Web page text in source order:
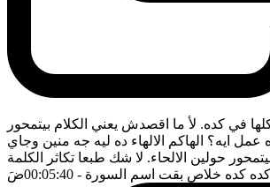
في كده. لأ ما اقصدش يعني الكلام بيتمحور
عمل ايه؟ الهاكم الالهاء ده ليه جه منين وجاي
حولين الالحاء. لا شك طبعا تكاثر الكلمة
كده خلاص بقت اسم السورة - 00:05:40 ضَ